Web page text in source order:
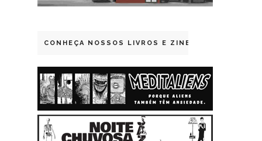
CONHEÇA NOSSOS LIVROS E ZINES